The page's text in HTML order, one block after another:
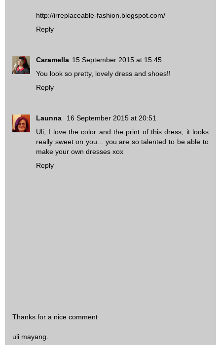
http://irreplaceable-fashion.blogspot.com/
Reply
Caramella 15 September 2015 at 15:45
You look so pretty, lovely dress and shoes!!
Reply
Launna
16 September 2015 at 20:51
Uli, I love the color and the print of this dress, it looks
really sweet on you... you are so talented to be able to
make your own dresses xox
Reply
Thanks for a nice comment
uli mayang.